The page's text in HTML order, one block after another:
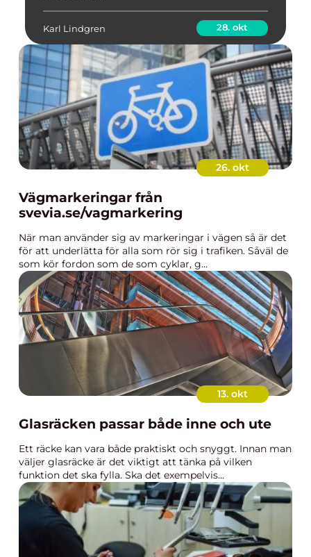
Karl Lindgren 28. okt
26. okt
Vägmarkeringar från
svevia.se/vagmarkering
När man använder sig av markeringar i vägen så är det
för att underlätta för alla som rör sig i trafiken. Såväl de
som kör fordon som de som cyklar, g...
13. okt
Glasräcken passar både inne och ute
Ett räcke kan vara både praktiskt och snyggt. Innan man
väljer glasräcke är det viktigt att tänka på vilken
funktion det ska fylla. Ska det exempelvis...